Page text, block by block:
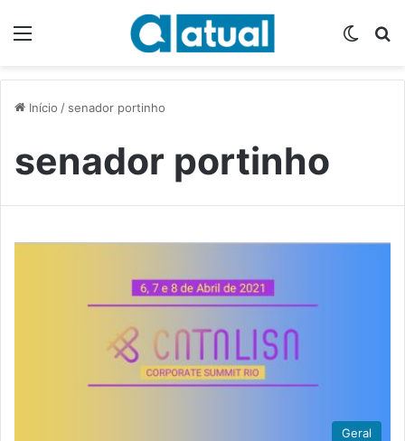
Início / senador portinho
senador portinho
Geral